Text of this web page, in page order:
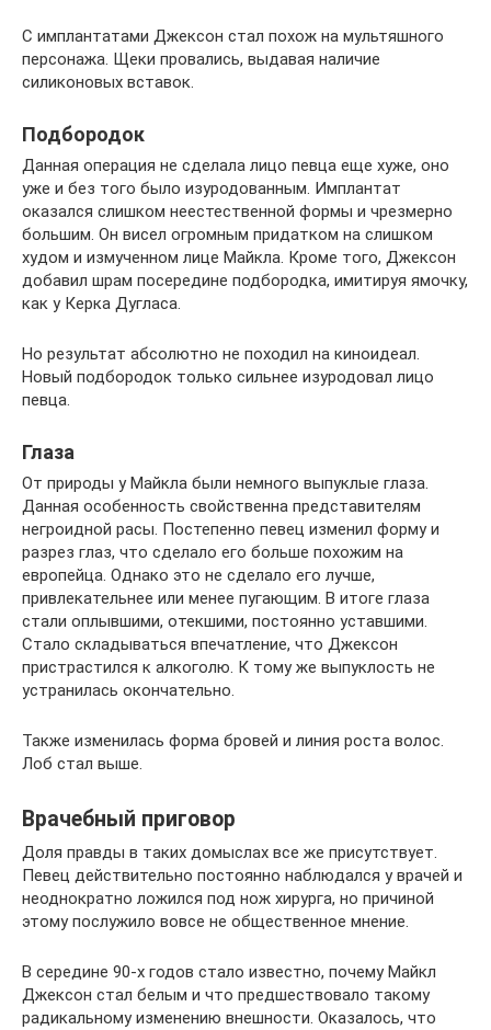
С имплантатами Джексон стал похож на мультяшного
персонажа. Щеки провались, выдавая наличие
силиконовых вставок.
Подбородок
Данная операция не сделала лицо певца еще хуже, оно
уже и без того было изуродованным. Имплантат
оказался слишком неестественной формы и чрезмерно
большим. Он висел огромным придатком на слишком
худом и измученном лице Майкла. Кроме того, Джексон
добавил шрам посередине подбородка, имитируя ямочку,
как у Керка Дугласа.
Но результат абсолютно не походил на киноидеал.
Новый подбородок только сильнее изуродовал лицо
певца.
Глаза
От природы у Майкла были немного выпуклые глаза.
Данная особенность свойственна представителям
негроидной расы. Постепенно певец изменил форму и
разрез глаз, что сделало его больше похожим на
европейца. Однако это не сделало его лучше,
привлекательнее или менее пугающим. В итоге глаза
стали оплывшими, отекшими, постоянно уставшими.
Стало складываться впечатление, что Джексон
пристрастился к алкоголю. К тому же выпуклость не
устранилась окончательно.
Также изменилась форма бровей и линия роста волос.
Лоб стал выше.
Врачебный приговор
Доля правды в таких домыслах все же присутствует.
Певец действительно постоянно наблюдался у врачей и
неоднократно ложился под нож хирурга, но причиной
этому послужило вовсе не общественное мнение.
В середине 90-х годов стало известно, почему Майкл
Джексон стал белым и что предшествовало такому
радикальному изменению внешности. Оказалось, что